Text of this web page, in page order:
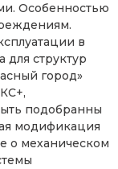
Особенностью
в
структур
город»
подобранны
модификация
о механическом